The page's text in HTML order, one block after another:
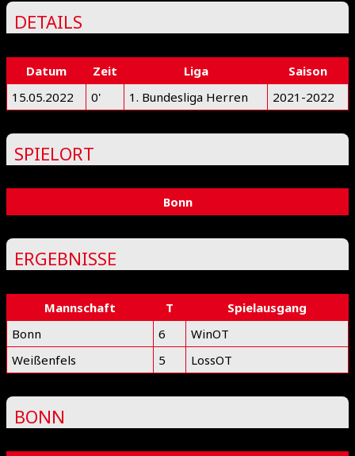
DETAILS
Datum Zeit Liga
Saison
15.05.2022
0' 1. Bundesliga Herren 2021-2022
SPIELORT
Bonn
ERGEBNISSE
Mannschaft T
Spielausgang
Bonn
6
WinOT
Weißenfels
5 LossOT
BONN